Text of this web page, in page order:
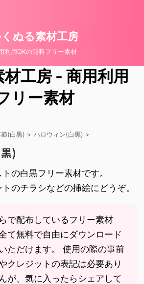
ぬる素材工房
利用OKの無料フリー素材
工房 - 商用利用
リー素材
(白黒) > ハロウィン(白黒) >
)
の白黒フリー素材です。
のチラシなどの挿絵にどうぞ。
で配布しているフリー素材
て無料で自由にダウンロード
ただけます。 使用の際の事前
クレジットの表記は必要あり
が、気に入ったらシェアして